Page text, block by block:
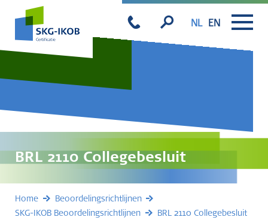
NL EN
BRL 2110 Collegebesluit
Home
Beoordelingsrichtlijnen
SKG-IKOB Beoordelingsrichtlijnen
BRL 2110 Collegebesluit